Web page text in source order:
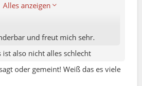
Alles anzeigen
und freut mich sehr.
ist also nicht alles schlecht
oder gemeint! Weiß das es viele